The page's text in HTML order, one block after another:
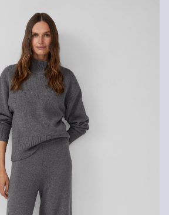
chlorować
bębnowej
temperaturze
30°C
(opłata ryczałtowa).
jest w ciągu 14 dni.